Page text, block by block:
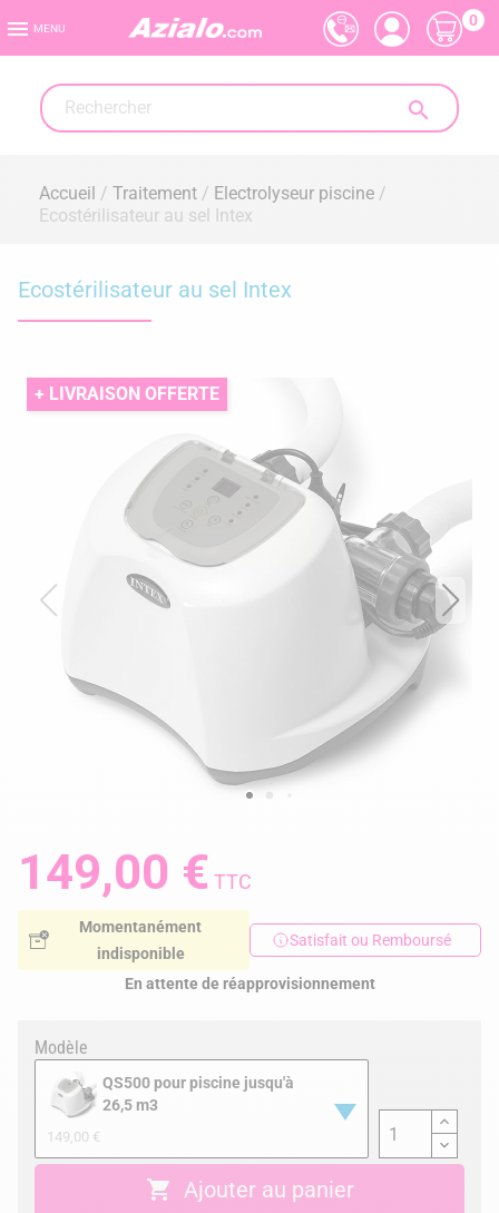
 MENU

0
Accueil Traitement
Electrolyseur piscine
Ecostérilisateur au sel Intex
Ecostérilisateur au sel Intex
+ LIVRAISON OFFERTE
149,00 € TTC
Satisfait ou Remboursé
Momentanément
indisponible
En attente de réapprovisionnement
Modèle
QS500 pour piscine jusqu'à
26,5 m3
149,00 €
 Ajouter au panier